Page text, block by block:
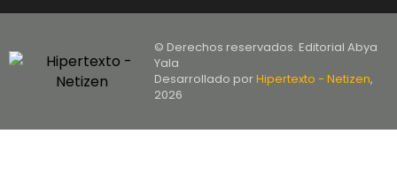
© Derechos reservados. Editorial Abya
Yala
Desarrollado porHipertexto - Netizen,
2026